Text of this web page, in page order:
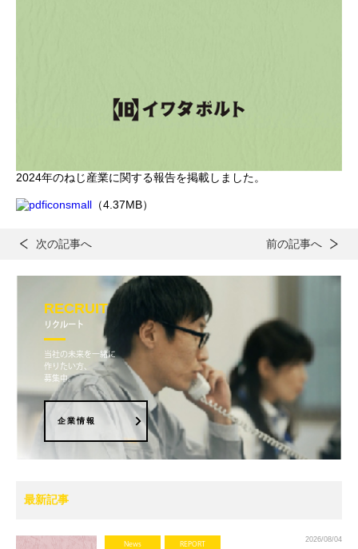
2024年のねじ産業に関する報告を掲載しました。
（4.37MB）
次の記事へ 前の記事へ
RECRUIT
リクルート
当社の未来を一緒に
作りたい方、
募集中。
企業情報
最新記事
News REPORT
2026/08/04